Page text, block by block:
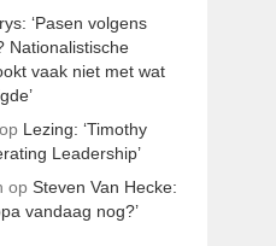
‘Pasen volgens
Nationalistische
vaak niet met wat
Lezing: ‘Timothy
Leadership’
op Steven Van Hecke:
vandaag nog?’